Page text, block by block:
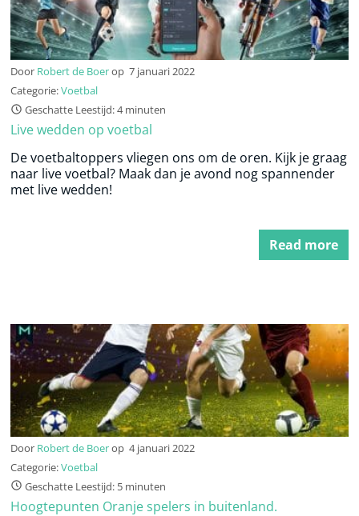
Door Robert de Boerop 7 januari 2022
Categorie:Voetbal
Geschatte Leestijd: 4 minuten
Live wedden op voetbal
De voetbaltoppers vliegen ons om de oren. Kijk je graag
naar live voetbal? Maak dan je avond nog spannender
met live wedden!
Read more
Door Robert de Boerop 4 januari 2022
Categorie:Voetbal
Geschatte Leestijd: 5 minuten
Hoogtepunten Oranje spelers in buitenland.